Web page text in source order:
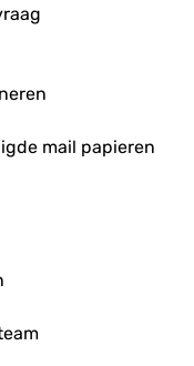
mail papieren